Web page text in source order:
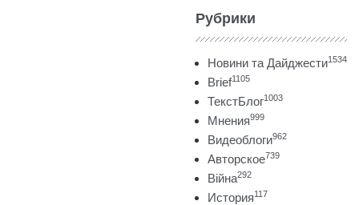
Рубрики
Новини та Дайджести1534
Brief1105
ТекстБлог1003
Мнения999
Видеоблоги962
Авторское739
Війна292
История117